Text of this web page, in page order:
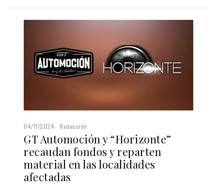
04/11/2024 Redacción
GT Automoción y “Horizonte”
recaudan fondos y reparten
material en las localidades
afectadas